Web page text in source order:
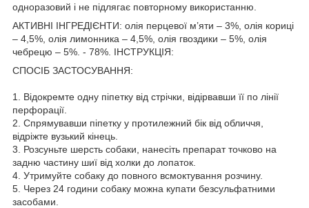
одноразовий і не підлягає повторному використанню.
АКТИВНІ ІНГРЕДІЄНТИ: олія перцевої м’яти – 3%, олія кориці
– 4,5%, олія лимонника – 4,5%, олія гвоздики – 5%, олія
чебрецю – 5%. - 78%. ІНСТРУКЦІЯ:
СПОСІБ ЗАСТОСУВАННЯ:
1. Відокремте одну піпетку від стрічки, відірвавши її по лінії
перфорації.
2. Спрямувавши піпетку у протилежний бік від обличчя,
відріжте вузький кінець.
3. Розсуньте шерсть собаки, нанесіть препарат точково на
задню частину шиї від холки до лопаток.
4. Утримуйте собаку до повного всмоктування розчину.
5. Через 24 години собаку можна купати безсульфатними
засобами.